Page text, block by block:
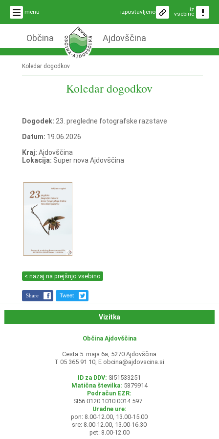
menu iz
vsebine
izpostavljeno
Občina Ajdovščina
Koledar dogodkov
Koledar dogodkov
Dogodek: 23. pregledne fotografske razstave
Datum: 19.06.2026
Kraj: Ajdovščina
Lokacija: Super nova Ajdovščina
< nazaj na prejšnjo vsebino
Share Tweet
Vizitka
Občina Ajdovščina
Cesta 5. maja 6a, 5270 Ajdovščina
T 05 365 91 10, E obcina@ajdovscina.si
ID za DDV: SI51533251
Matična številka: 5879914
Podračun EZR:
SI56 0120 1010 0014 597
Uradne ure:
pon: 8.00-12.00, 13.00-15.00
sre: 8.00-12.00, 13.00-16.30
pet: 8.00-12.00